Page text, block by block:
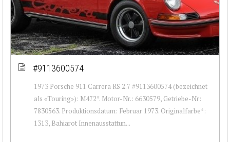
#9113600574
1973 Porsche 911 Carrera RS 2.7 #9113600574 (bezeichnet
als «Touring»): M472*. Motor-Nr.: 6630579, Getriebe-Nr:
7830563. Produktionsdatum: Februar 1973. Originalfarbe*:
1313, Bahiarot Innenausstattun...